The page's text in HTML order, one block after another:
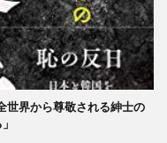
世界から尊敬される紳士の